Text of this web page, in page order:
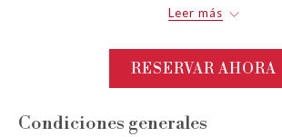
Masaje relajante de 30 minutos (individual o
Leer más
RESERVAR AHORA
Condiciones generales